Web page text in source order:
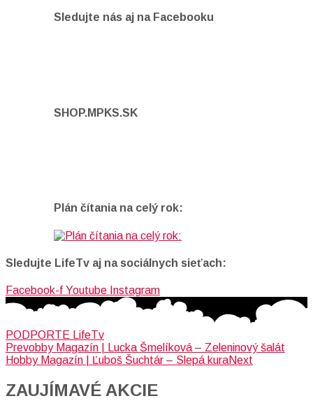
Sledujte nás aj na Facebooku
SHOP.MPKS.SK
Plán čítania na celý rok:
Sledujte LifeTv aj na sociálnych sieťach:
Facebook-f Youtube Instagram
PODPORTE LifeTv
Prevobby Magazín | Lucka Šmelíková – Zeleninový šalát
Hobby Magazín | Ľuboš Šuchtár – Slepá kuraNext
ZAUJÍMAVÉ AKCIE​